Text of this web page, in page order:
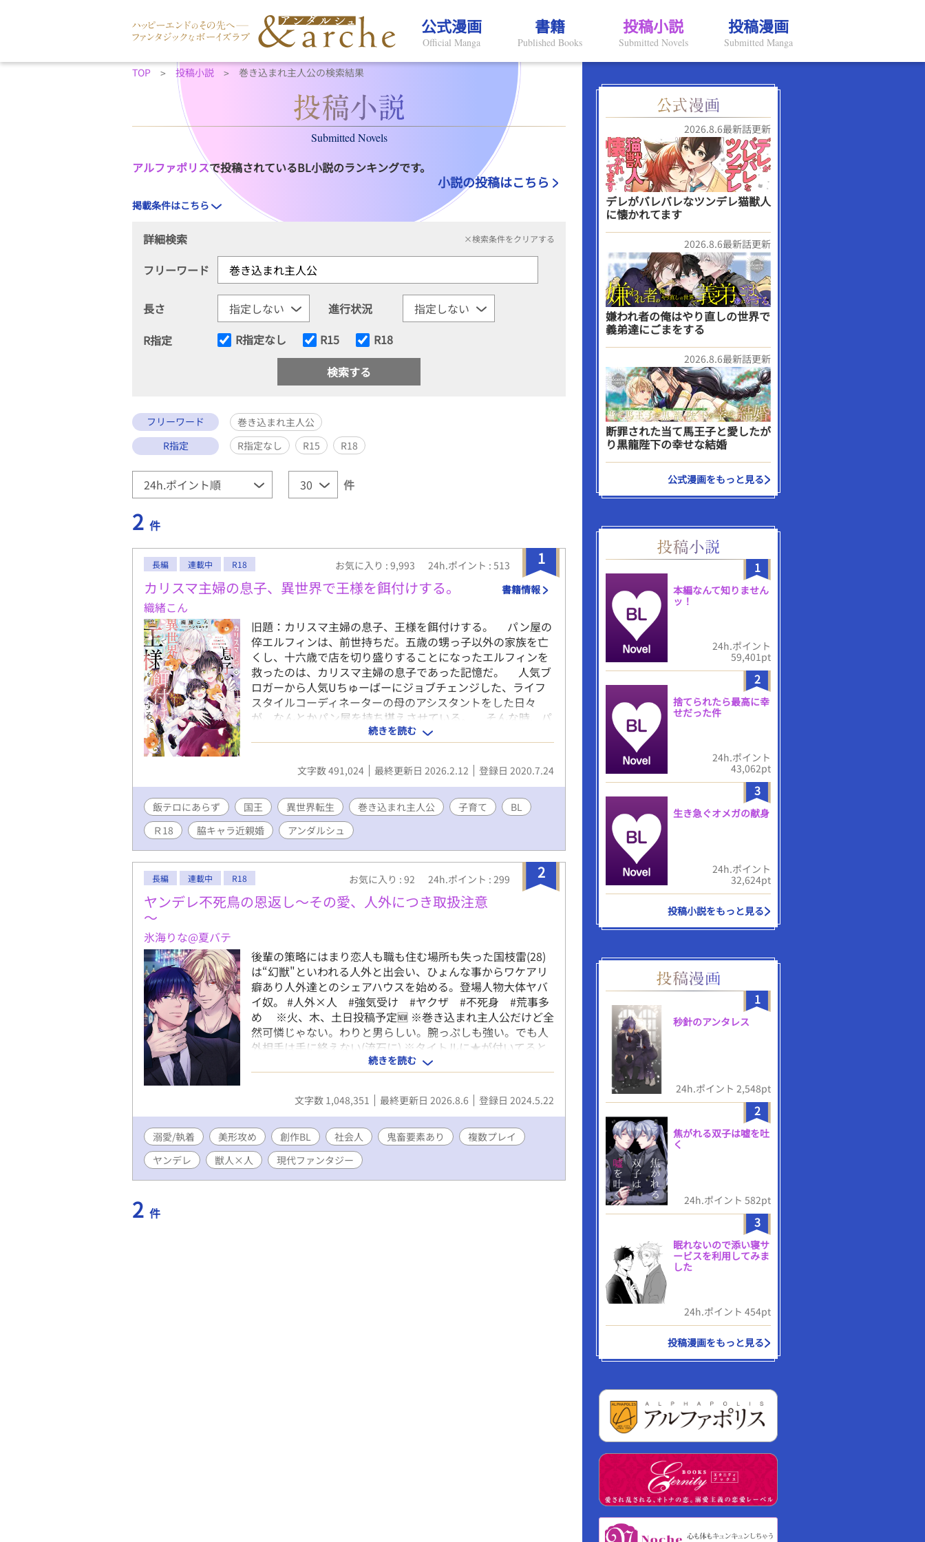
公式漫画
Official Manga
書籍
Published Books
投稿小説
Submitted Novels
投稿漫画
Submitted Manga
TOP 投稿小説 巻き込まれ主人公の検索結果
Submitted Novels
アルファポリスで投稿されているBL小説のランキングです。
小説の投稿はこちら
掲載条件はこちら
詳細検索 ×検索条件をクリアする
フリーワード
長さ
進行状況
R指定
R指定なし R15 R18
フリーワード
巻き込まれ主人公
R指定
R指定なし R15 R18
件
2 件
1
長編 連載中 R18 お気に入り : 9,993 24h.ポイント : 513
カリスマ主婦の息子、異世界で王様を餌付けする。
織緒こん
書籍情報
旧題：カリスマ主婦の息子、王様を餌付けする。 パン屋の
倅エルフィンは、前世持ちだ。五歳の甥っ子以外の家族を亡
くし、十六歳で店を切り盛りすることになったエルフィンを
救ったのは、カリスマ主婦の息子であった記憶だ。 人気ブ
ロガーから人気Uちゅーばーにジョブチェンジした、ライフ
スタイルコーディネーターの母のアシスタントをした日々
が、なんとかパン屋を持ち堪えさせている。 そんな時、パ
ン屋に押し入ってきた高貴な男に、突然甥っ子と共に王宮に
連行される。並居る偉い人の前で、甥っ子が前王の落とし胤
であると告げられて、忙しいながらも穏やかな生活は崩れ去
ってしまった。 甥っ子の異母兄である王様は、なぜかエル
が⋯⋯。 一見爽やか腹黒王様×オカンな少年 R 18を含む
場合、✳︎マークを添付します。
続きを読む
文字数 491,024 最終更新日 2026.2.12 登録日 2020.7.24
飯テロにあらず 国王 異世界転生 巻き込まれ主人公 子育て
BL
Ｒ18
脇キャラ近親婚 アンダルシュ
2
長編 連載中 R18 お気に入り : 92 24h.ポイント : 299
ヤンデレ不死鳥の恩返し～その愛、人外につき取扱注意
～
氷海りな@夏バテ
後輩の策略にはまり恋人も職も住む場所も失った国枝雷(28)
は“幻獣"といわれる人外と出会い、ひょんな事からワケアリ
癖あり人外達とのシェアハウスを始める。登場人物大体ヤバ
イ奴。 #人外×人 #強気受け #ヤクザ #不死身 #荒事多
め ※火、木、土日投稿予定🆕️ ※巻き込まれ主人公だけど全
然可憐じゃない。わりと男らしい。腕っぷしも強い。でも人
外相手は手に終えない(流石に) ※タイトルに★が付いてると
イチャイチャ注意。 ※2026年、また荒れます。主人公、強く
生きて…。 2025.7 10000View突破感謝✨ 2025.12
20000View突破感謝✨ 2026.6 30000View突破(*･ω･)*_ _)✨
続きを読む
文字数 1,048,351 最終更新日 2026.8.6 登録日 2024.5.22
溺愛/執着 美形攻め 創作BL 社会人 鬼畜要素あり
複数プレイ
ヤンデレ
獣人×人 現代ファンタジー
2 件
2026.8.6最新話更新
デレがバレバレなツンデレ猫獣人
に懐かれてます
2026.8.6最新話更新
嫌われ者の俺はやり直しの世界で
義弟達にごまをする
2026.8.6最新話更新
断罪された当て馬王子と愛したが
り黒龍陛下の幸せな結婚
公式漫画をもっと見る
1
本編なんて知りません
ッ！
24h.ポイント
59,401pt
2
捨てられたら最高に幸
せだった件
24h.ポイント
43,062pt
3
生き急ぐオメガの献身
24h.ポイント
32,624pt
投稿小説をもっと見る
1
秒針のアンタレス
24h.ポイント 2,548pt
2
焦がれる双子は嘘を吐
く
24h.ポイント 582pt
3
眠れないので添い寝サ
ービスを利用してみま
した
24h.ポイント 454pt
投稿漫画をもっと見る